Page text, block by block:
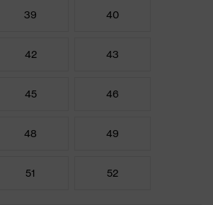
39 40
42 43
45 46
48 49
51 52